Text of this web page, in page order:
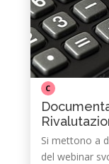
C
Si mettono a
del webinar